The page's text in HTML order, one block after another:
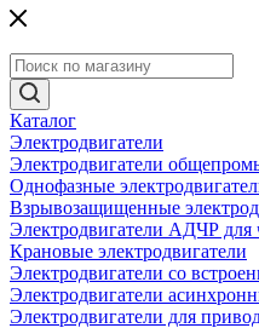
Каталог
Электродвигатели
Электродвигатели
Однофазные
Взрывозащищенные
Электродвигатели АДЧР для
Крановые электродвигатели
Электродвигатели со
Электродвигатели
Электродвигатели для